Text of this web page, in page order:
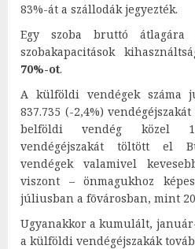
83%-át a szállodák jegyezték.
Egy szoba bruttó átlagára
szobakapacitások
70%-ot.
A külföldi vendégek száma
837.735 (-2,4%)
belföldi vendég közel
vendégéjszakát töltött el
vendégek valamivel
viszont – önmagukhoz
júliusban a fõvárosban, mint
Ugyanakkor a kumulált,
a külföldi vendégéjszakák